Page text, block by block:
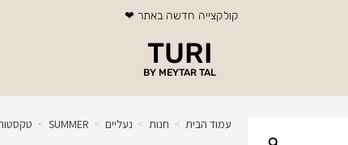
משלוח חינם בכל רכישה מעל 199 ₪
קולקצייה חדשה באתר ❤
עמוד חדש - שיזוף בהתזה במכונה אוטומטית !
משלוח חינם בכל רכישה מעל 199 ₪
קולקצייה חדשה באתר ❤
עמוד חדש - שיזוף בהתזה במכונה אוטומטית !
משלוח חינם בכל רכישה מעל 199 ₪
קולקצייה חדשה באתר ❤
עמוד חדש - שיזוף בהתזה במכונה אוטומטית !
TURI
BY MEYTAR TAL
עמוד הבית > חנות > נעליים >
SUMMER
>